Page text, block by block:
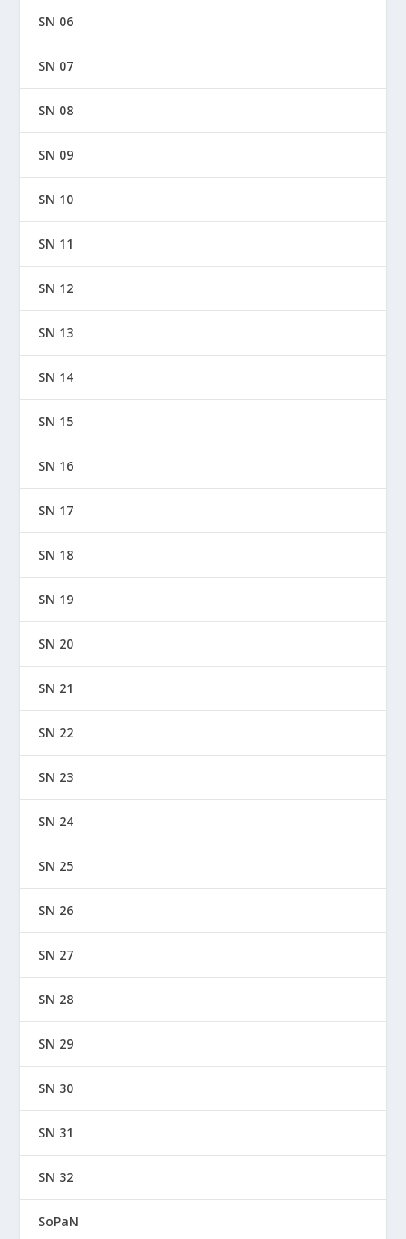
SN 06
SN 07
SN 08
SN 09
SN 10
SN 11
SN 12
SN 13
SN 14
SN 15
SN 16
SN 17
SN 18
SN 19
SN 20
SN 21
SN 22
SN 23
SN 24
SN 25
SN 26
SN 27
SN 28
SN 29
SN 30
SN 31
SN 32
SoPaN